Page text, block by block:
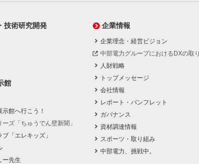
技術研究開発
館
館へ行こう！
ズ「ちゅうでん壁新聞」
「エレキッズ」
ー先生
企業情報
企業理念・経営ビジョン
中部電力グループにおけるDXの取
人財戦略
トップメッセージ
会社情報
レポート・パンフレット
ガバナンス
資材調達情報
スポーツ・取り組み
中部電力、挑戦中。